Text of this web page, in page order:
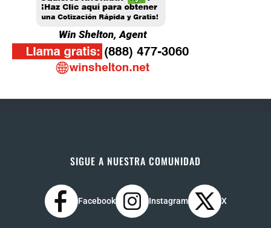
SIGUE A NUESTRA COMUNIDAD
Facebook Instagram X